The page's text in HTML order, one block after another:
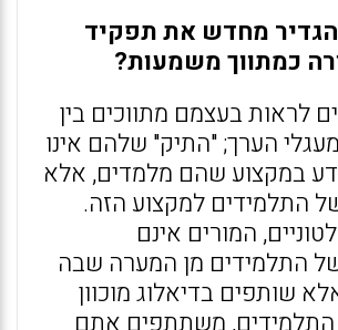
מחדש את תפקיד
כמתווך משמעות?
לראות בעצמם מתווכים בין
הערך; "התיק" שלהם אינו
במקצוע שהם מלמדים, אלא
התלמידים למקצוע הזה.
המורים אינם
התלמידים מן המערה שבה
שותפים בדיאלוג מוכוון